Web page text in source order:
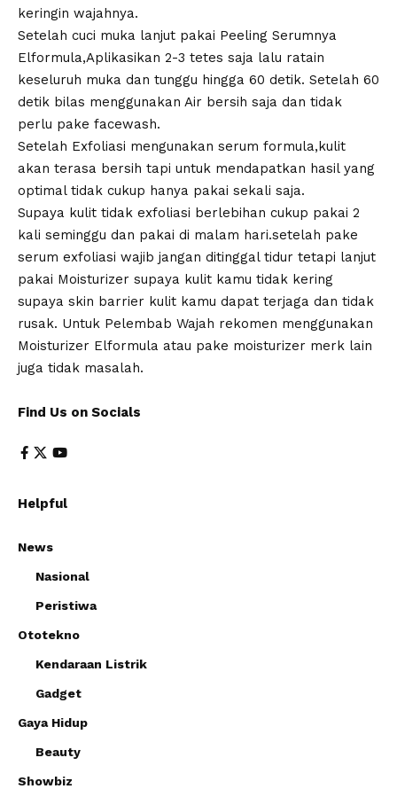
keringin wajahnya.
Setelah cuci muka lanjut pakai Peeling Serumnya
Elformula,Aplikasikan 2-3 tetes saja lalu ratain
keseluruh muka dan tunggu hingga 60 detik. Setelah 60
detik bilas menggunakan Air bersih saja dan tidak
perlu pake facewash.
Setelah Exfoliasi mengunakan serum formula,kulit
akan terasa bersih tapi untuk mendapatkan hasil yang
optimal tidak cukup hanya pakai sekali saja.
Supaya kulit tidak exfoliasi berlebihan cukup pakai 2
kali seminggu dan pakai di malam hari.setelah pake
serum exfoliasi wajib jangan ditinggal tidur tetapi lanjut
pakai Moisturizer supaya kulit kamu tidak kering
supaya skin barrier kulit kamu dapat terjaga dan tidak
rusak. Untuk Pelembab Wajah rekomen menggunakan
Moisturizer Elformula atau pake moisturizer merk lain
juga tidak masalah.
Find Us on Socials
Helpful
News
Nasional
Peristiwa
Ototekno
Kendaraan Listrik
Gadget
Gaya Hidup
Beauty
Showbiz